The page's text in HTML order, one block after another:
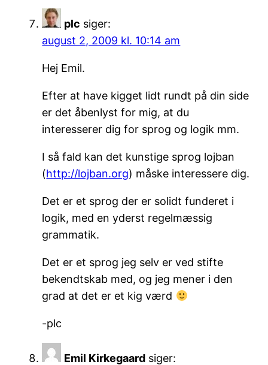
plc siger:
august 2, 2009 kl. 10:14 am
Hej Emil.
Efter at have kigget lidt rundt på din side
er det åbenlyst for mig, at du
interesserer dig for sprog og logik mm.
I så fald kan det kunstige sprog lojban
(http://lojban.org) måske interessere dig.
Det er et sprog der er solidt funderet i
logik, med en yderst regelmæssig
grammatik.
Det er et sprog jeg selv er ved stifte
bekendtskab med, og jeg mener i den
grad at det er et kig værd
-plc
Emil Kirkegaard siger: